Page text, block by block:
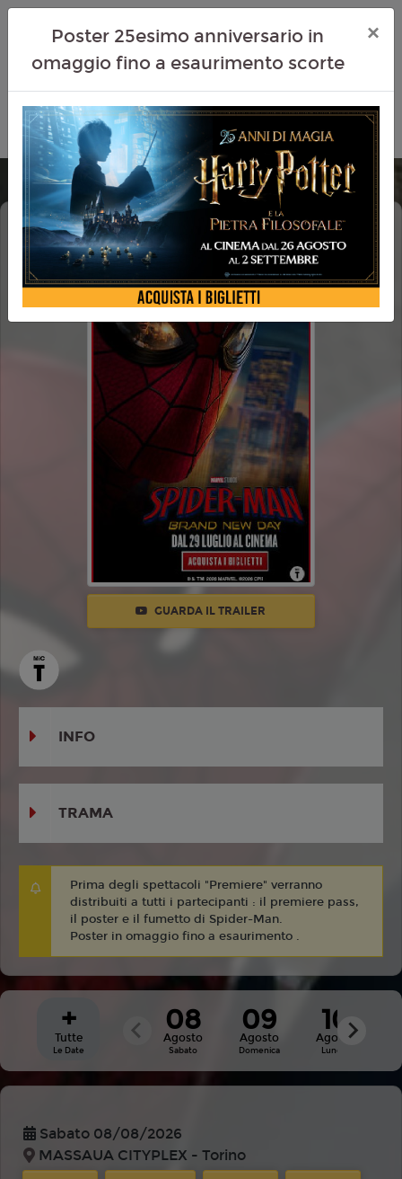
+
Tutte
Le Date
08
Agosto
Sabato
09
Agosto
Domenica
10
Agosto
Lunedì
SPIDER-MAN - BRAND NEW DAY
DOLBY ATMOS
GUARDA IL TRAILER
INFO
TRAMA
Prima degli spettacoli "Premiere" verranno
distribuiti a tutti i partecipanti : il premiere pass,
il poster e il fumetto di Spider-Man.
Poster in omaggio fino a esaurimento .
Sabato 08/08/2026
MASSAUA CITYPLEX - Torino
Poster 25esimo anniversario in
omaggio fino a esaurimento scorte
×